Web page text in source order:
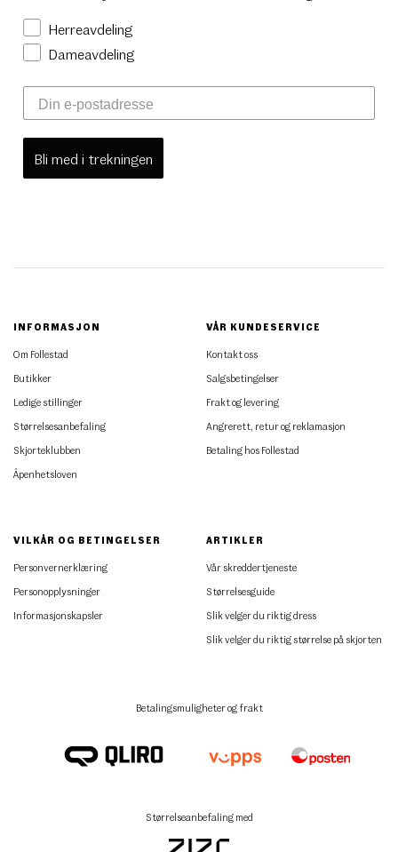
Herreavdeling
Dameavdeling
Bli med i trekningen
INFORMASJON
Om Follestad
Butikker
Ledige stillinger
Størrelsesanbefaling
Skjorteklubben
Åpenhetsloven
VÅR KUNDESERVICE
Kontakt oss
Salgsbetingelser
Frakt og levering
Angrerett, retur og reklamasjon
Betaling hos Follestad
VILKÅR OG BETINGELSER
Personvernerklæring
Personopplysninger
Informasjonskapsler
ARTIKLER
Vår skreddertjeneste
Størrelsesguide
Slik velger du riktig dress
Slik velger du riktig størrelse på skjorten
Betalingsmuligheter og frakt
Størrelseanbefaling med